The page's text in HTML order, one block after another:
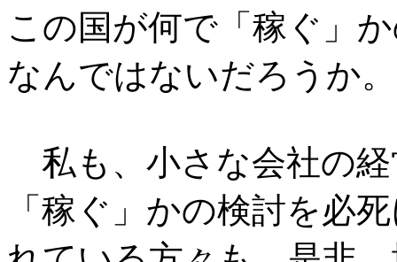
この国が何で「稼ぐ」
なんではないだろうか。
私も、小さな会社の
「稼ぐ」かの検討を必